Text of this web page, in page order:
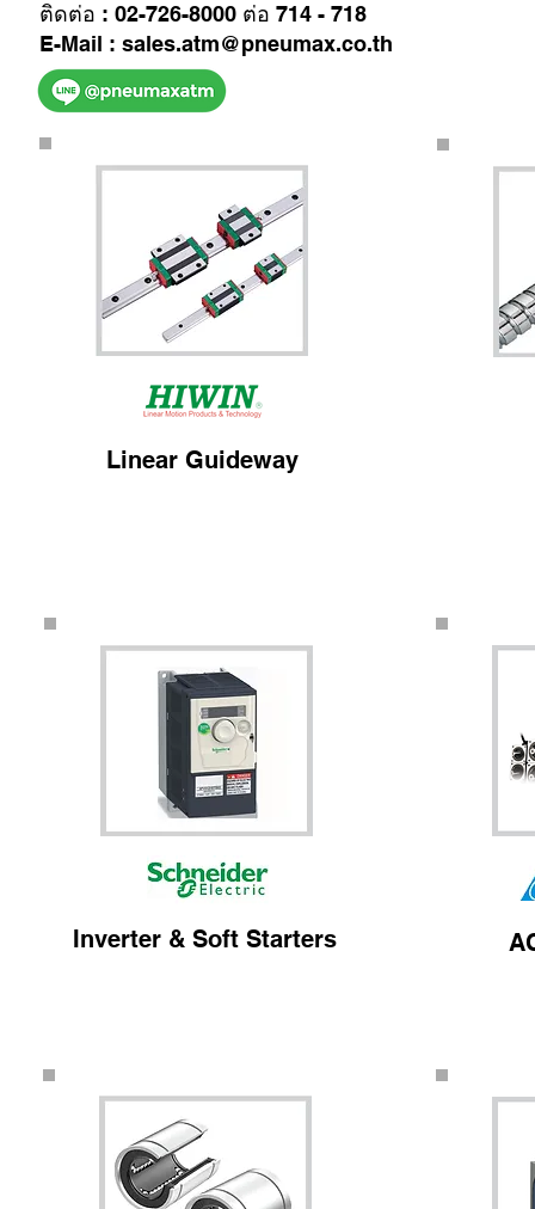
ติดต่อ : 02-726-8000 ต่อ 714 - 718
E-Mail : sales.atm@pneumax.co.th
Linear Guideway
Inverter & Soft Starters